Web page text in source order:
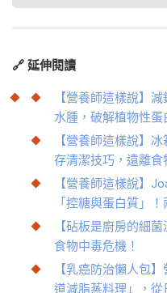
🔗 延伸閱讀
【營養師這樣說】
水腫，破解植物性蛋
【營養師這樣說】
存清潔技巧，遠離食
【營養師這樣說】
「控糖與蛋白質」
【砧板是廚房的細
食物中毒危機！
【乳癌防治懶人包
道減脂蒸料理」，